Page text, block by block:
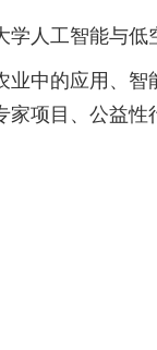
学人工智能与低
中的应用、
项目、公益